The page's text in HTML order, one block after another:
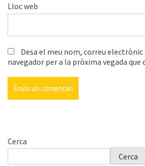
Lloc web
Desa el meu nom, correu
navegador per a la pròxima vegada que
Cerca
Cerca